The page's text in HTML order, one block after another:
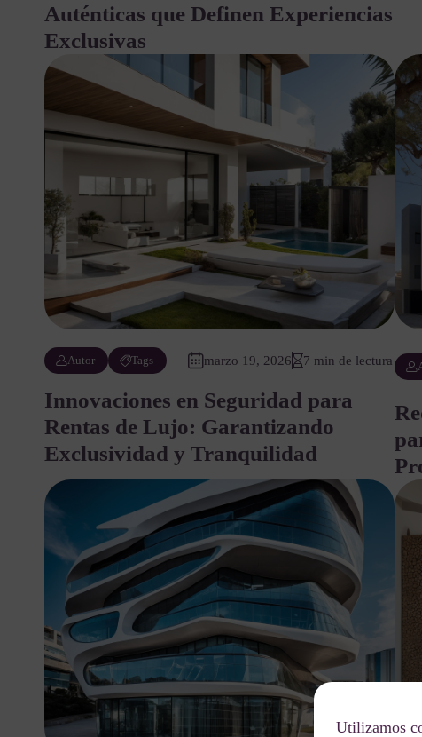
Auténticas que Definen Experiencias
Exclusivas
Autor Tags marzo 19, 2026 7 min de lectura
Innovaciones en Seguridad para
Rentas de Lujo: Garantizando
Exclusividad y Tranquilidad
Utilizamos